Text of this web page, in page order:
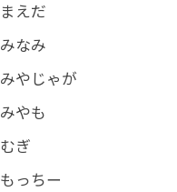
まえだ
みなみ
みやじゃが
みやも
むぎ
もっちー